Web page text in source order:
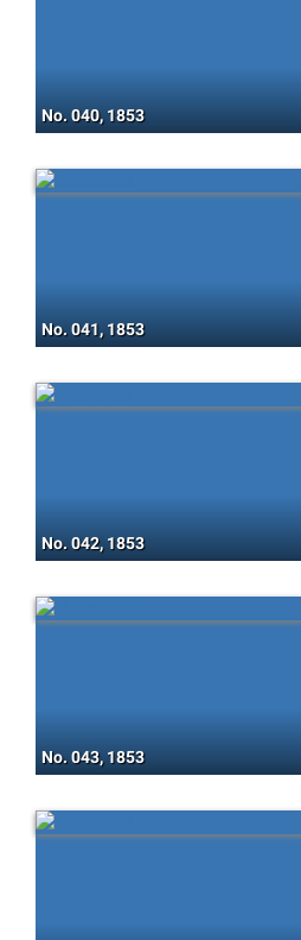
No. 040, 1853
No. 041, 1853
No. 042, 1853
No. 043, 1853